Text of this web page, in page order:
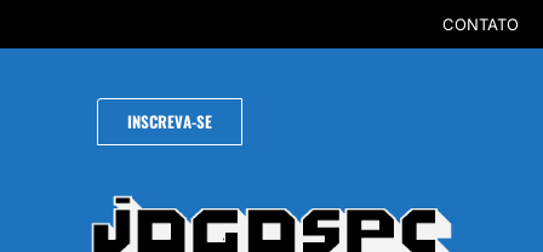
CONTATO
INSCREVA-SE